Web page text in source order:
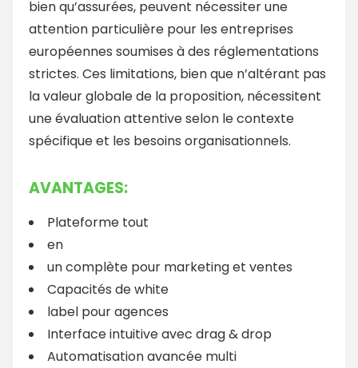
bien qu’assurées, peuvent nécessiter une
attention particulière pour les entreprises
européennes soumises à des réglementations
strictes. Ces limitations, bien que n’altérant pas
la valeur globale de la proposition, nécessitent
une évaluation attentive selon le contexte
spécifique et les besoins organisationnels.
AVANTAGES:
Plateforme tout
en
un complète pour marketing et ventes
Capacités de white
label pour agences
Interface intuitive avec drag & drop
Automatisation avancée multi